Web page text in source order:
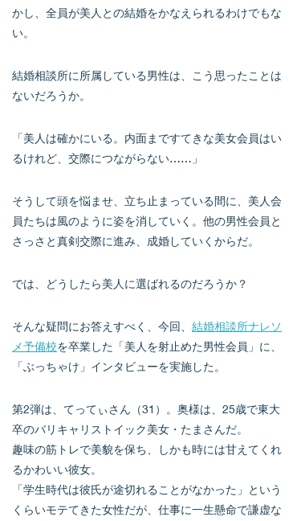
かし、全員が美人との結婚をかなえられるわけでもな
い。
結婚相談所に所属している男性は、こう思ったことは
ないだろうか。
「美人は確かにいる。内面まですてきな美女会員はい
るけれど、交際につながらない……」
そうして頭を悩ませ、立ち止まっている間に、美人会
員たちは風のように姿を消していく。他の男性会員と
さっさと真剣交際に進み、成婚していくからだ。
では、どうしたら美人に選ばれるのだろうか？
そんな疑問にお答えすべく、今回、 結婚相談所ナレソ
メ予備校を卒業した「美人を射止めた男性会員」に、
「ぶっちゃけ」インタビューを実施した。
第2弾は、てってぃさん（31）。奥様は、25歳で東大
卒のバリキャリストイック美女・たまさんだ。
趣味の筋トレで美貌を保ち、しかも時には甘えてくれ
るかわいい彼女。
「学生時代は彼氏が途切れることがなかった」という
くらいモテてきた女性だが、仕事に一生懸命で謙虚な